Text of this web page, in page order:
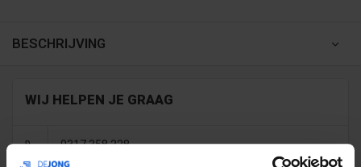
BESCHRIJVING
WIJ HELPEN JE GRAAG
0317 358 228